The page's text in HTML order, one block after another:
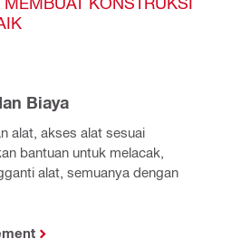
Biaya
alat, akses alat sesuai
bantuan untuk melacak,
alat, semuanya dengan